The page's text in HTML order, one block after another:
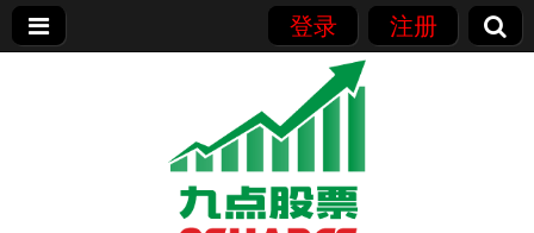
登录 注册